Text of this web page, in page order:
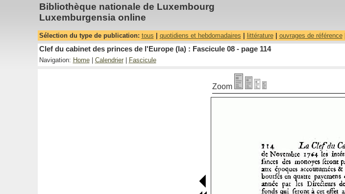
Bibliothèque nationale de Luxembourg
Luxemburgensia online
Sélection du type de publication: tous quotidiens et hebdomadaires littérature| ouvrages de référence|
Clef du cabinet des princes de l'Europe (la) : Fascicule 08 - page 114
Navigation: Home| Calendrier| Fascicule
Zoom